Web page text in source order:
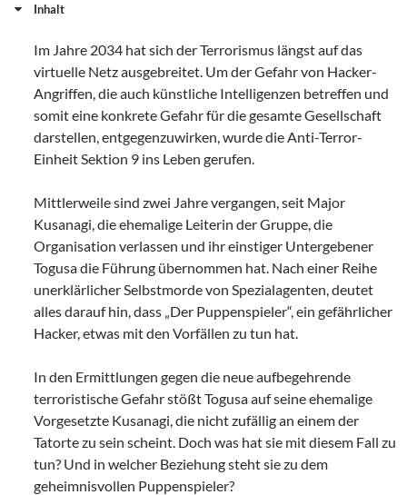
Inhalt
Im Jahre 2034 hat sich der Terrorismus längst auf das
virtuelle Netz ausgebreitet. Um der Gefahr von Hacker-
Angriffen, die auch künstliche Intelligenzen betreffen und
somit eine konkrete Gefahr für die gesamte Gesellschaft
darstellen, entgegenzuwirken, wurde die Anti-Terror-
Einheit Sektion 9 ins Leben gerufen.
Mittlerweile sind zwei Jahre vergangen, seit Major
Kusanagi, die ehemalige Leiterin der Gruppe, die
Organisation verlassen und ihr einstiger Untergebener
Togusa die Führung übernommen hat. Nach einer Reihe
unerklärlicher Selbstmorde von Spezialagenten, deutet
alles darauf hin, dass „Der Puppenspieler“, ein gefährlicher
Hacker, etwas mit den Vorfällen zu tun hat.
In den Ermittlungen gegen die neue aufbegehrende
terroristische Gefahr stößt Togusa auf seine ehemalige
Vorgesetzte Kusanagi, die nicht zufällig an einem der
Tatorte zu sein scheint. Doch was hat sie mit diesem Fall zu
tun? Und in welcher Beziehung steht sie zu dem
geheimnisvollen Puppenspieler?